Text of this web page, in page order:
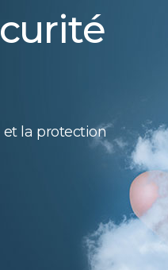
et la protection